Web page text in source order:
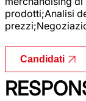
prodotti;Analisi
Candidati